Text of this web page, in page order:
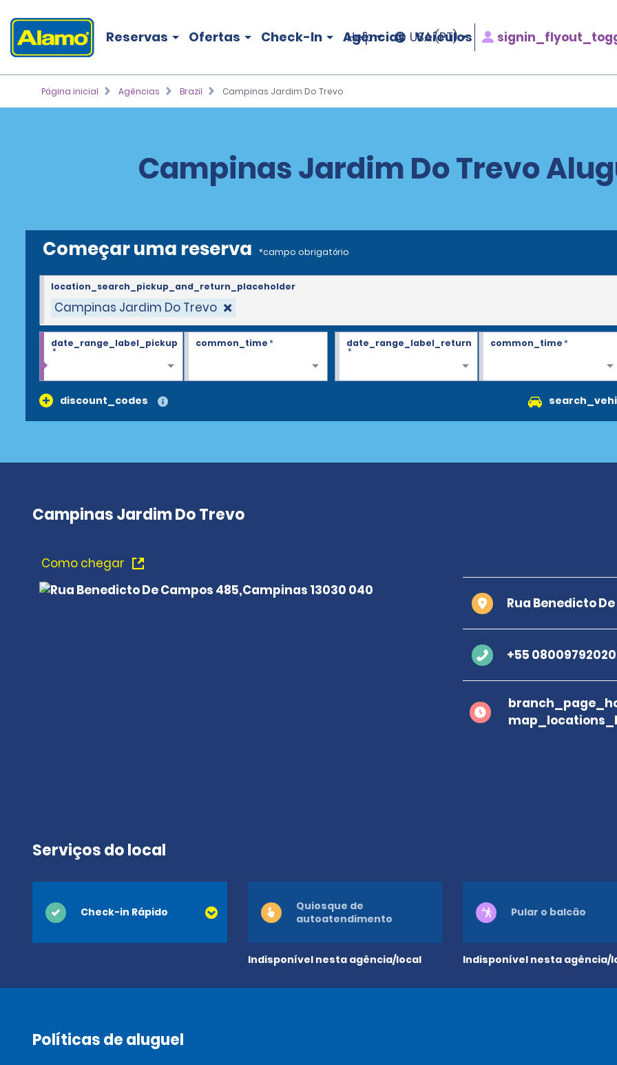
Reservas Ofertas Check-In Agências Veículos
Help USA (PT)
Página inicial Agências Brazil Campinas Jardim Do Trevo
Campinas Jardim Do Trevo
Começar uma reserva *campo obrigatório
Campinas Jardim Do Trevo
location_search_pickup_and_return_placeholder
date_range_label_pickup
*
common_time* date_range_label_return
*
common_time*
discount_codes
Campinas Jardim Do Trevo
Como chegar
Rua Benedicto
+55 08009792020
Serviços do local
Check-in Rápido
Indisponível nesta agência/local
Quiosque de
autoatendimento
Indisponível nesta agência/
Pular o balcão
Políticas de aluguel